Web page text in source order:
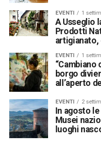
EVENTI 1
A Usseglio
Prodotti
EVENTI 1
“Cambiano
borgo
all’aperto
EVENTI 2
In agosto le
Musei
luoghi